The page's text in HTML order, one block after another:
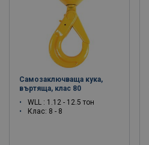
Самозаключваща кука,
въртяща, клас 80
WLL : 1.12 - 12.5 тон
Клас: 8 - 8